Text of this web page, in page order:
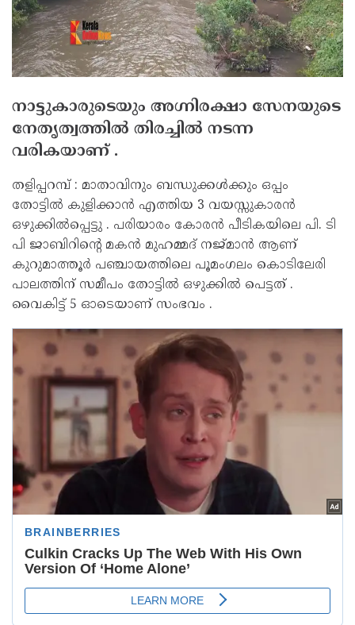
നാട്ടുകാരുടെയും അഗ്നിരക്ഷാ സേനയുടെ
നേതൃത്വത്തില്‍ തിരച്ചില്‍ നടന്ന
വരികയാണ് .
തളിപ്പറമ്പ് : മാതാവിനും ബന്ധുക്കള്‍ക്കും ഒപ്പം
തോട്ടില്‍ കുളിക്കാന്‍ എത്തിയ 3 വയസ്സുകാരന്‍
ഒഴുക്കില്‍പ്പെട്ടു . പരിയാരം കോരന്‍ പീടികയിലെ പി. ടി
പി ജാബിറിന്റെ മകന്‍ മുഹമ്മദ് നജ്മാന്‍ ആണ്
കുറുമാത്തൂര്‍ പഞ്ചായത്തിലെ പൂമംഗലം കൊടിലേരി
പാലത്തിന് സമീപം തോട്ടില്‍ ഒഴുക്കില്‍ പെട്ടത് .
വൈകിട്ട് 5 ഓടെയാണ് സംഭവം .